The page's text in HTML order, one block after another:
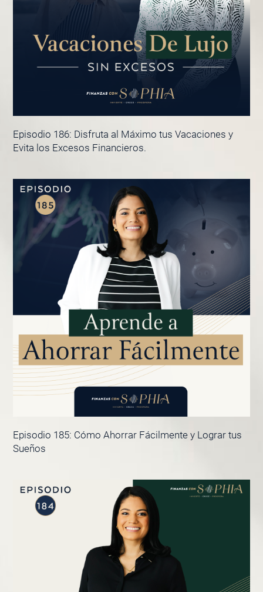
Episodio 186: Disfruta al Máximo tus Vacaciones y
Evita los Excesos Financieros.
Episodio 185: Cómo Ahorrar Fácilmente y Lograr tus
Sueños